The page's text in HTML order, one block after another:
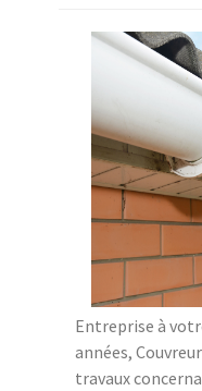
Entreprise à
années,
travaux